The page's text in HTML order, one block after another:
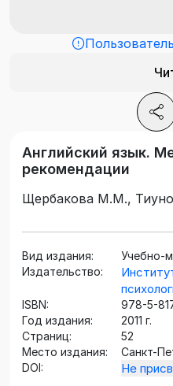
Английский язык.
рекомендации
Щербакова М.М.,
Вид издания:
Учебно-
Издательство:
ISBN:
978-5-
Год издания:
2011 г.
Страниц:
52
Место издания:
Санкт-
DOI:
Не